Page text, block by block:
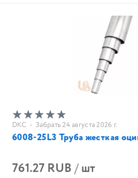
DKC • Забрать 24 августа 2026 г.
6008-25L3 Труба жесткая
761.27 RUB/шт